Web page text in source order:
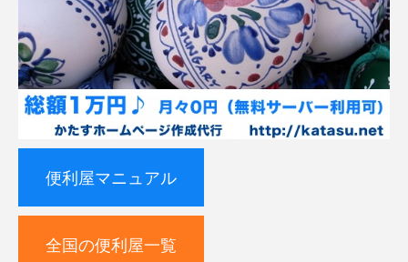
便利屋マニュアル
全国の便利屋一覧